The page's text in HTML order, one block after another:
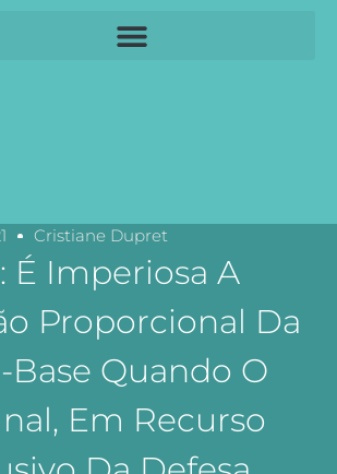
Cristiane Dupret
É Imperiosa A
Proporcional Da
Base Quando O
Em Recurso